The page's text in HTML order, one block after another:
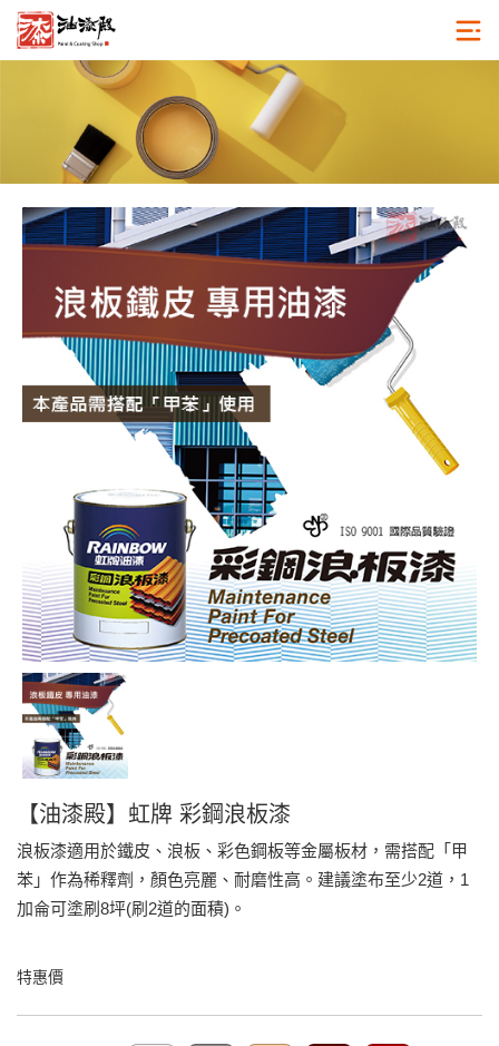
【油漆殿】虹牌 彩鋼浪板漆
浪板漆適用於鐵皮、浪板、彩色鋼板等金屬板材，需搭配「甲
苯」作為稀釋劑，顏色亮麗、耐磨性高。建議塗布至少2道，1
加侖可塗刷8坪(刷2道的面積)。
特惠價